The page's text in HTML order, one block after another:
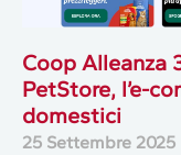
Coop Alleanza
PetStore, l’e-
domestici
25 Settembre 2025